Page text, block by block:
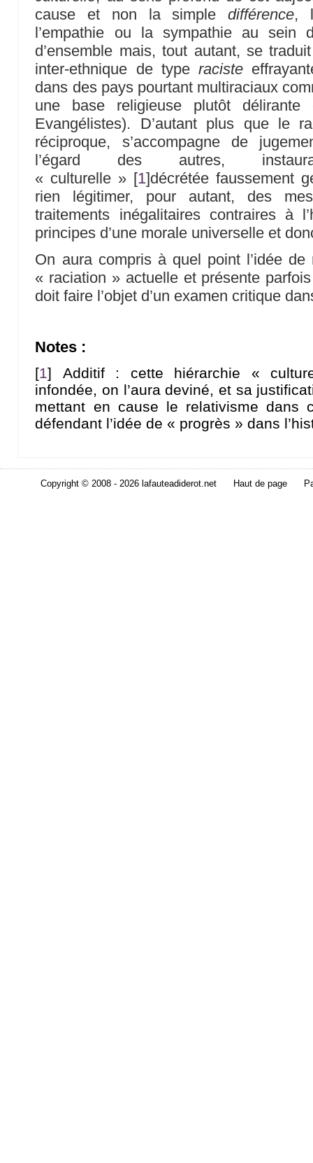
cause et non la simple différence,
l’empathie ou la sympathie au sein
d’ensemble mais, tout autant, se
inter-ethnique de type raciste
dans des pays pourtant multiraciaux
une base religieuse plutôt
Evangélistes). D’autant plus que le
réciproque, s’accompagne de
l’égard des autres,
« culturelle » [1]décrétée faussement
rien légitimer, pour autant, des
traitements inégalitaires contraires à
principes d’une morale universelle et
On aura compris à quel point l’idée
« raciation » actuelle et présente
doit faire l’objet d’un examen critique
Notes :
[1] Additif : cette hiérarchie «
infondée, on l’aura deviné, et sa
mettant en cause le relativisme dans
défendant l’idée de « progrès » dans
Copyright © 2008 - 2026 lafauteadiderot.net Haut de page